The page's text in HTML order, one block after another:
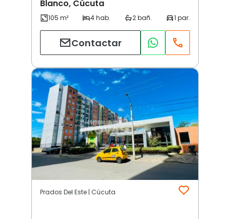
Blanco, Cúcuta
Contactar
Prados Del Este | Cúcuta